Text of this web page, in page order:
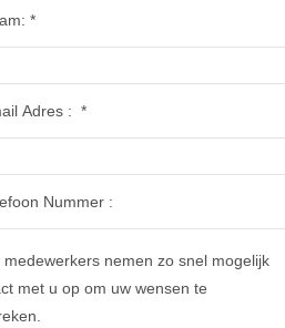
medewerkers nemen zo snel mogelijk
met u op om uw wensen te